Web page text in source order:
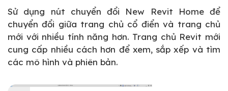
Sử dụng nút chuyển đổi New Revit Home để
chuyển đổi giữa trang chủ cổ điển và trang chủ
mới với nhiều tính năng hơn. Trang chủ Revit mới
cung cấp nhiều cách hơn để xem, sắp xếp và tìm
các mô hình và phiên bản.